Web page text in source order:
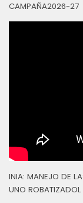
CAMPAÑA2026-27
INIA: MANEJO DE
UNO ROBATIZADOL